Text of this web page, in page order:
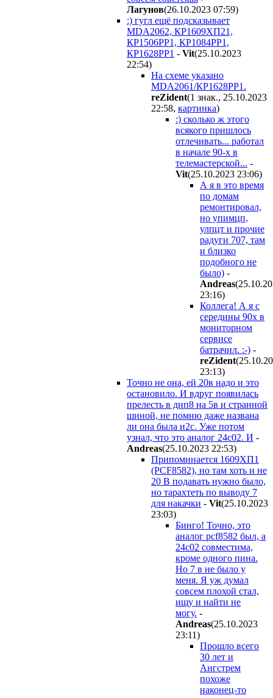
Лaгyнoв(26.10.2023 07:59)
:) гугл ещё подсказывает
MDA2062, КР1609ХП21,
КР1506РР1, КР1084РР1,
КР1628РР1 - Vit(25.10.2023
22:54)
На схеме указано
MDA2061/КР1628РР1.
reZident(1 знак., 25.10.2023
22:58, картинка)
:) сколько ж этого
всякого пришлось
отлечивать... работал
в начале 90-х в
телемастерской... -
Vit(25.10.2023 23:06)
А я в это время
по домам
ремонтировал,
но упимцп,
улпцт и прочие
радуги 707, там
и близко
подобного не
было) -
Andreas
23:16)
Коллега! А я с
середины 90х в
мониторном
сервисе
батрачил. :-) -
reZident
23:13)
Точно не она, ей 20в надо и это
остановило. И вдруг появилась
прелесть в дип8 на 5в и странной
шиной, не помню даже названа
ли она была и2с. Уже потом
узнал, что это аналог 24с02. И -
Andreas(25.10.2023 22:53)
Припоминается 1609ХП1
(PCF8582), но там хоть и не
20 В подавать нужно было,
но тарахтеть по выводу 7
для накачки - Vit(25.10.2023
23:03)
Бинго! Точно, это
аналог pcf8582 был, а
24с02 совместима,
кроме одного пина.
Но 7 в не было у
меня. Я уж думал
совсем плохой стал,
ищу и найти не
могу. -
Andreas(25.10.2023
23:11)
Прошло всего
30 лет и
Ангстрем
похоже
наконец-то